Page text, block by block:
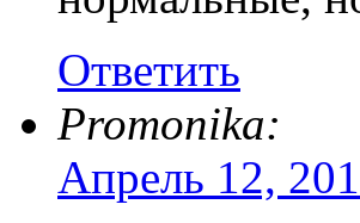
Ответить
Promonika:
Апрель 12,